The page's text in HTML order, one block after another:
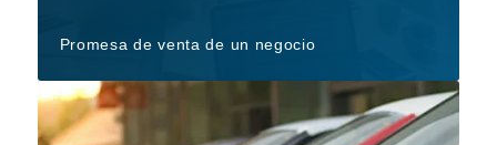
Promesa de venta de un negocio